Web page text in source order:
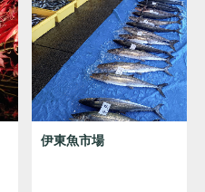
伊東魚市場